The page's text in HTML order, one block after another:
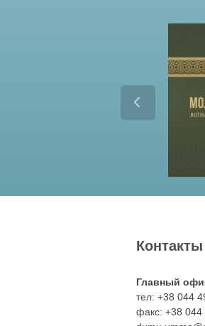
Контакты
Главный
тел: +38 044
факс: +38 044